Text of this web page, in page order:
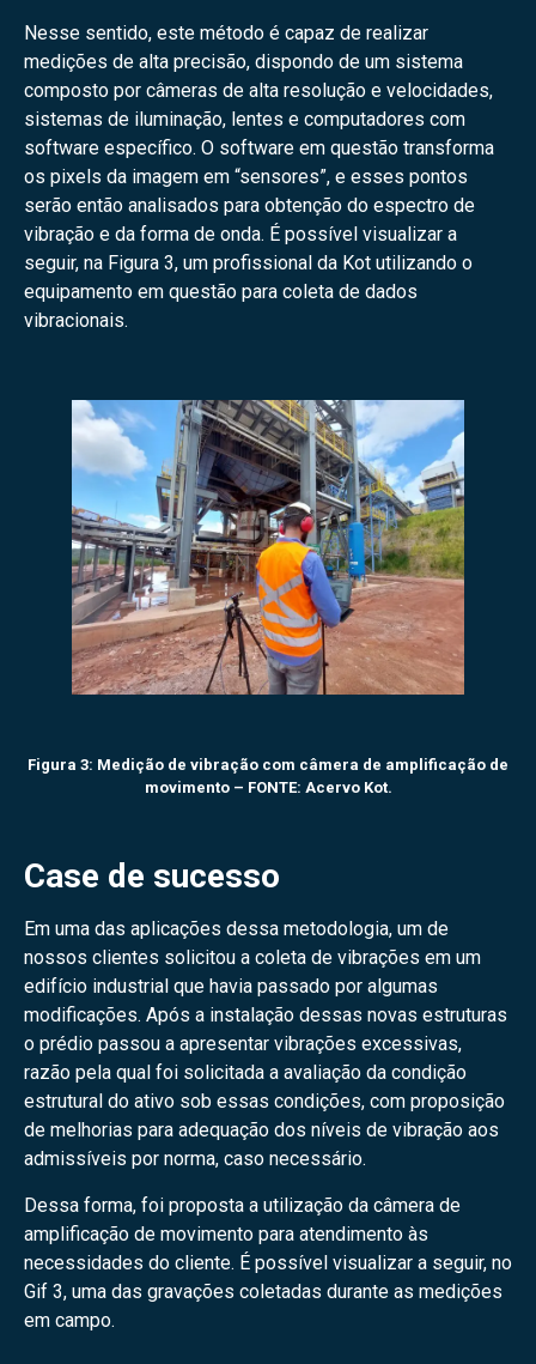
Nesse sentido, este método é capaz de realizar
medições de alta precisão, dispondo de um sistema
composto por câmeras de alta resolução e velocidades,
sistemas de iluminação, lentes e computadores com
software específico. O software em questão transforma
os pixels da imagem em “sensores”, e esses pontos
serão então analisados para obtenção do espectro de
vibração e da forma de onda. É possível visualizar a
seguir, na Figura 3, um profissional da Kot utilizando o
equipamento em questão para coleta de dados
vibracionais.
Figura 3: Medição de vibração com câmera de amplificação de
movimento – FONTE: Acervo Kot.
Case de sucesso
Em uma das aplicações dessa metodologia, um de
nossos clientes solicitou a coleta de vibrações em um
edifício industrial que havia passado por algumas
modificações. Após a instalação dessas novas estruturas
o prédio passou a apresentar vibrações excessivas,
razão pela qual foi solicitada a avaliação da condição
estrutural do ativo sob essas condições, com proposição
de melhorias para adequação dos níveis de vibração aos
admissíveis por norma, caso necessário.
Dessa forma, foi proposta a utilização da câmera de
amplificação de movimento para atendimento às
necessidades do cliente. É possível visualizar a seguir, no
Gif 3, uma das gravações coletadas durante as medições
em campo.